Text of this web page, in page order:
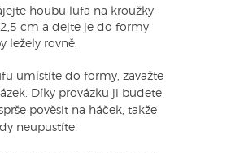
houbu lufa na kroužky
cm a dejte je do formy
ležely rovně.
umístíte do formy, zavažte
Díky provázku ji budete
pověsit na háček, takže
neupustíte!